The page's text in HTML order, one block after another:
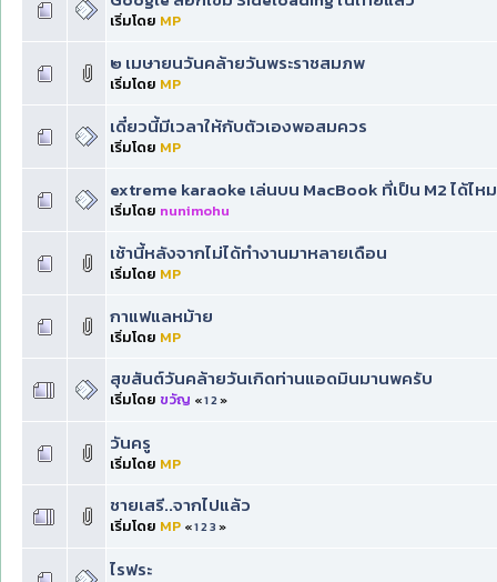
เริ่มโดย MP
๒ เมษายนวันคล้ายวันพระราชสมภพ
เริ่มโดย MP
เดี๋ยวนี้มีเวลาให้กับตัวเองพอสมควร
เริ่มโดย MP
extreme karaoke เล่นบน MacBook ที่เป็น M2 ได้ไห
เริ่มโดย nunimohu
เช้านี้หลังจากไม่ได้ทำงานมาหลายเดือน
เริ่มโดย MP
กาแฟแลหม้าย
เริ่มโดย MP
สุขสันต์วันคล้ายวันเกิดท่านแอดมินมานพครับ
เริ่มโดย ขวัญ «12»
วันครู
เริ่มโดย MP
ชายเสรี..จากไปแล้ว
เริ่มโดย MP «123»
ไรฟระ